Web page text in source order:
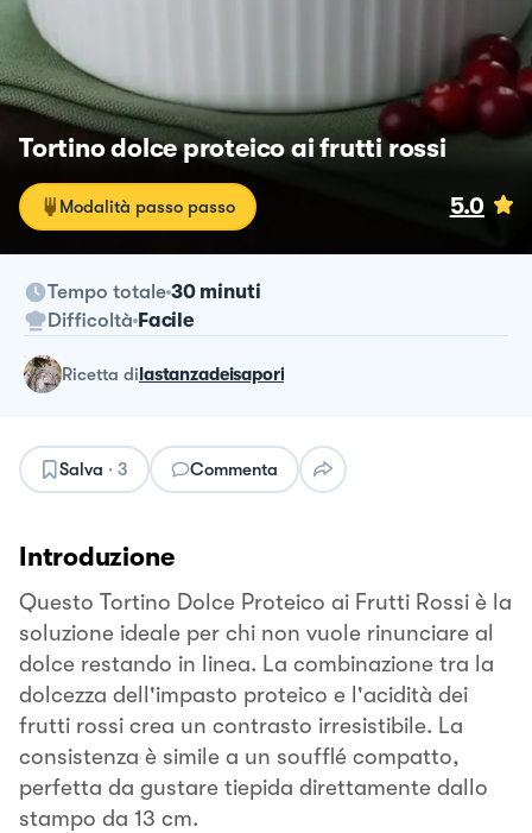
Tortino dolce proteico ai frutti rossi
Modalità passo passo 5.0
Tempo totale 30 minuti
Difficoltà Facile
ricetta dilastanzadeisapori
Salva · 3 Commenta
Introduzione
Questo Tortino Dolce Proteico ai Frutti Rossi è la
soluzione ideale per chi non vuole rinunciare al
dolce restando in linea. La combinazione tra la
dolcezza dell'impasto proteico e l'acidità dei
frutti rossi crea un contrasto irresistibile. La
consistenza è simile a un soufflé compatto,
perfetta da gustare tiepida direttamente dallo
stampo da 13 cm.